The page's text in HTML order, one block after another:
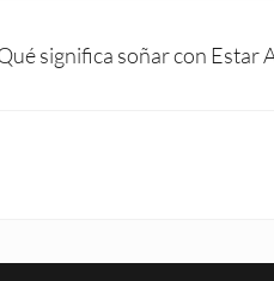
significa soñar con Estar